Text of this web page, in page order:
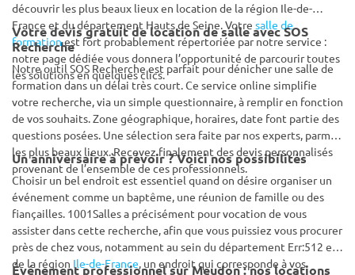
découvrir les plus beaux lieux en location de la région Ile-de-
France et du département Hauts de Seine. Votre salle de
formationest fort probablement répertoriée par notre service :
notre page dédiée vous donnera l’opportunité de parcourir toutes
les solutions en quelques clics.
Votre devis gratuit de location de salle avec SOS
Recherche
Notre outil SOS Recherche est parfait pour dénicher une salle de
formation dans un délai très court. Ce service online simplifie
votre recherche, via un simple questionnaire, à remplir en fonction
de vos souhaits. Zone géographique, horaires, date font partie des
questions posées. Une sélection sera faite par nos experts, parmi
les plus beaux lieux. Recevez finalement des devis personnalisés
provenant de l’ensemble de ces professionnels.
Un anniversaire à prévoir ? Voici nos possibilités
Choisir un bel endroit est essentiel quand on désire organiser un
événement comme un baptême, une réunion de famille ou des
fiançailles. 1001Salles a précisément pour vocation de vous
assister dans cette recherche, afin que vous puissiez vous procurer
près de chez vous, notamment au sein du département Err:512 et
de la région Ile-de-France, un endroit qui corresponde à vos
Événement professionnel sur Meudon : nos locations